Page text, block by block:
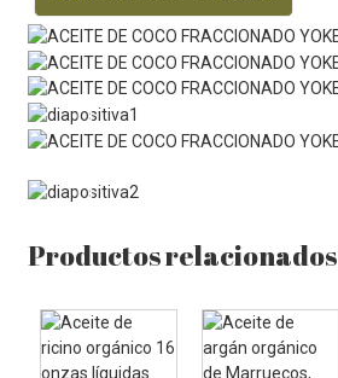
Productos relacionados